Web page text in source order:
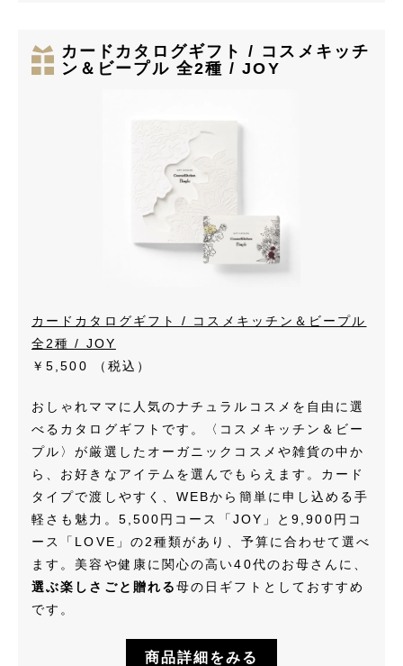
カードカタログギフト / コスメキッチ
ン＆ビープル 全2種 / JOY
カードカタログギフト / コスメキッチン＆ビープル
全2種 / JOY
￥5,500
（税込）
おしゃれママに人気のナチュラルコスメを自由に選
べるカタログギフトです。〈コスメキッチン＆ビー
プル〉が厳選したオーガニックコスメや雑貨の中か
ら、お好きなアイテムを選んでもらえます。カード
タイプで渡しやすく、WEBから簡単に申し込める手
軽さも魅力。5,500円コース「JOY」と9,900円コ
ース「LOVE」の2種類があり、予算に合わせて選べ
ます。美容や健康に関心の高い40代のお母さんに、
選ぶ楽しさごと贈れる母の日ギフトとしておすすめ
です。
商品詳細をみる